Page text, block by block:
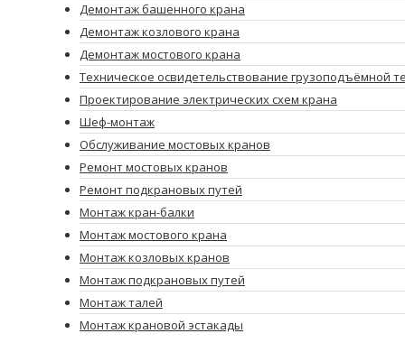
Демонтаж башенного крана
Демонтаж козлового крана
Демонтаж мостового крана
Техническое освидетельствование грузоподъёмной
Проектирование электрических схем крана
Шеф-монтаж
Обслуживание мостовых кранов
Ремонт мостовых кранов
Ремонт подкрановых путей
Монтаж кран-балки
Монтаж мостового крана
Монтаж козловых кранов
Монтаж подкрановых путей
Монтаж талей
Монтаж крановой эстакады